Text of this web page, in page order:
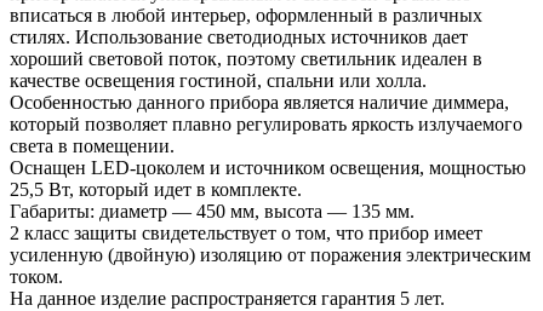
вписаться в любой интерьер, оформленный в различных
стилях. Использование светодиодных источников дает
хороший световой поток, поэтому светильник идеален в
качестве освещения гостиной, спальни или холла.
Особенностью данного прибора является наличие диммера,
который позволяет плавно регулировать яркость излучаемого
света в помещении.
Оснащен LED-цоколем и источником освещения, мощностью
25,5 Вт, который идет в комплекте.
Габариты: диаметр — 450 мм, высота — 135 мм.
2 класс защиты свидетельствует о том, что прибор имеет
усиленную (двойную) изоляцию от поражения электрическим
током.
На данное изделие распространяется гарантия 5 лет.